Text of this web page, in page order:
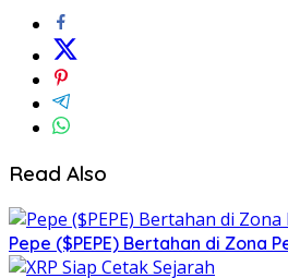
Read Also
Pepe ($PEPE) Bertahan di Zona